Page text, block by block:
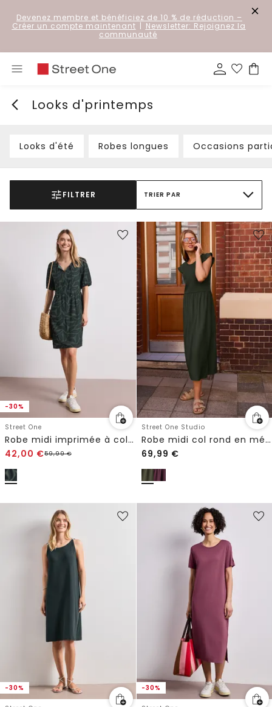
Devenez membre et bénéficiez de 10 % de réduction –
Créer un compte maintenant | Newsletter: Rejoignez la
communauté
Looks d'printemps
Looks d'été Robes longues Occasions
FILTRER TRIER PAR
-30%
Street One
Robe midi imprimée à col fendu
42,00 €59,99€
Street One Studio
Robe midi col rond en mélange de matières
69,99 €
-30% -30%